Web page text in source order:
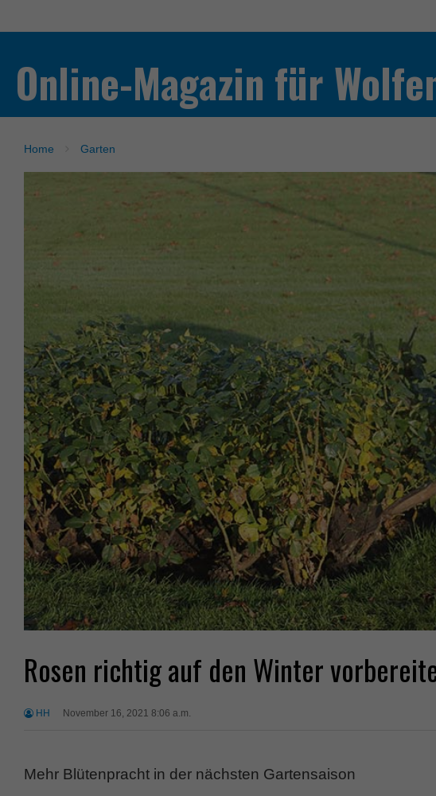
Online-Magazin für
Home Garten
Rosen richtig auf den Winter
HH November 16, 2021 8:06 a.m.
Mehr Blütenpracht in der nächsten Gartensaison